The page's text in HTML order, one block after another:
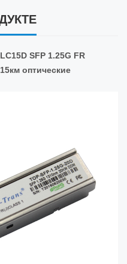
SFP 1.25G FR
оптические